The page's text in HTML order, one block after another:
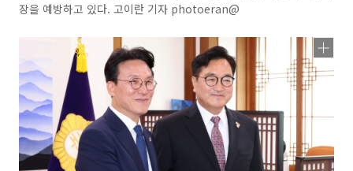
장을 예방하고 있다. 고이란 기자 photoeran@